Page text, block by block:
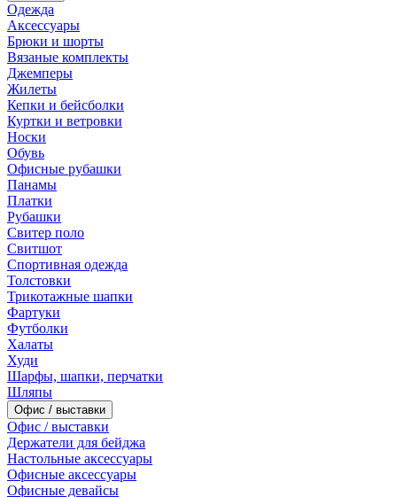
Одежда
Аксессуары
Брюки и шорты
Вязаные комплекты
Джемперы
Жилеты
Кепки и бейсболки
Куртки и ветровки
Носки
Обувь
Офисные рубашки
Панамы
Платки
Рубашки
Свитер поло
Свитшот
Спортивная одежда
Толстовки
Трикотажные шапки
Фартуки
Футболки
Халаты
Худи
Шарфы, шапки, перчатки
Шляпы
Офис / выставки
Офис / выставки
Держатели для бейджа
Настольные аксессуары
Офисные аксессуары
Офисные девайсы